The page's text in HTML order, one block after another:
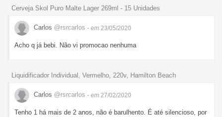
Cerveja Skol Puro Malte Lager 269ml - 15 Unidades
Carlos @rsrcarlos - em 23/05/2020
Acho q já bebi. Não vi promocao nenhuma
Liquidificador Individual, Vermelho, 220v, Hamilton Beach
Carlos @rsrcarlos - em 27/02/2020
Tenho 1 há mais de 2 anos, não é barulhento. É até silencioso, por